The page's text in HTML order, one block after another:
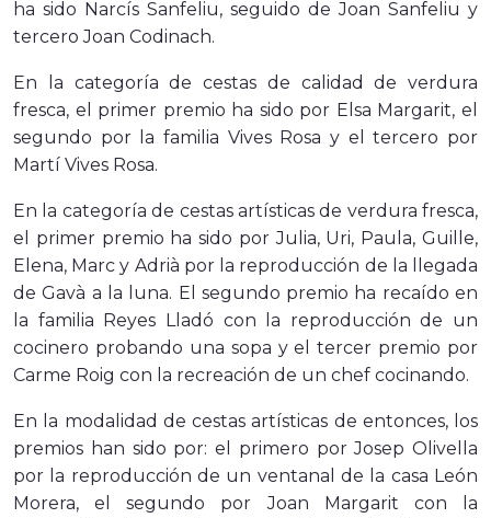
ha sido Narcís Sanfeliu, seguido de Joan Sanfeliu y
tercero Joan Codinach.
En la categoría de cestas de calidad de verdura
fresca, el primer premio ha sido por Elsa Margarit, el
segundo por la familia Vives Rosa y el tercero por
Martí Vives Rosa.
En la categoría de cestas artísticas de verdura fresca,
el primer premio ha sido por Julia, Uri, Paula, Guille,
Elena, Marc y Adrià por la reproducción de la llegada
de Gavà a la luna. El segundo premio ha recaído en
la familia Reyes Lladó con la reproducción de un
cocinero probando una sopa y el tercer premio por
Carme Roig con la recreación de un chef cocinando.
En la modalidad de cestas artísticas de entonces, los
premios han sido por: el primero por Josep Olivella
por la reproducción de un ventanal de la casa León
Morera, el segundo por Joan Margarit con la